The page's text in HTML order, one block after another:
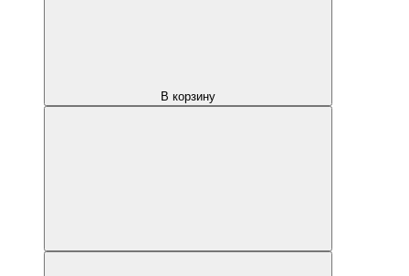
В корзину